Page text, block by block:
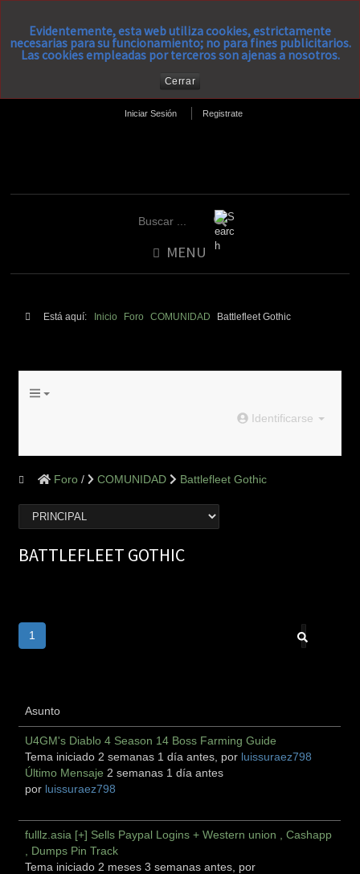
Evidentemente, esta web utiliza cookies, estrictamente
necesarias para su funcionamiento; no para fines publicitarios.
Las cookies empleadas por terceros son ajenas a nosotros.
Cerrar
Iniciar Sesión Registrate
MENU
Está aquí: Inicio Foro COMUNIDAD Battlefleet Gothic
Identificarse
Foro COMUNIDAD Battlefleet Gothic
BATTLEFLEET GOTHIC
1
Asunto
U4GM's Diablo 4 Season 14 Boss Farming Guide
Tema iniciado 2 semanas 1 día antes, por luissuraez798
Último Mensaje 2 semanas 1 día antes
por luissuraez798
fulllz.asia [+] Sells Paypal Logins + Western union , Cashapp
, Dumps Pin Track
Tema iniciado 2 meses 3 semanas antes, por